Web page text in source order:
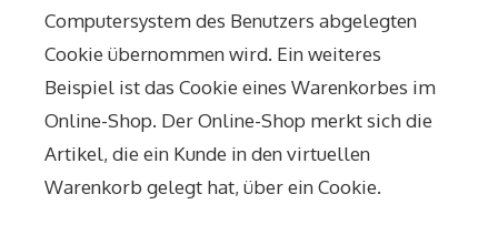
Computersystem des Benutzers abgelegten
Cookie übernommen wird. Ein weiteres
Beispiel ist das Cookie eines Warenkorbes im
Online-Shop. Der Online-Shop merkt sich die
Artikel, die ein Kunde in den virtuellen
Warenkorb gelegt hat, über ein Cookie.